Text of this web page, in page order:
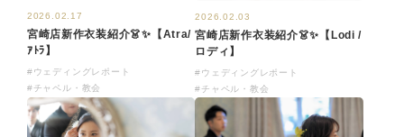
2026.02.17
宮崎店新作衣装紹介👗✨【Atra/
ｱﾄﾗ​】
#ウェディングレポート
#チャペル・教会
2026.02.03
宮崎店新作衣装紹介👗✨【​Lodi /
ロディ】
#ウェディングレポート
#チャペル・教会